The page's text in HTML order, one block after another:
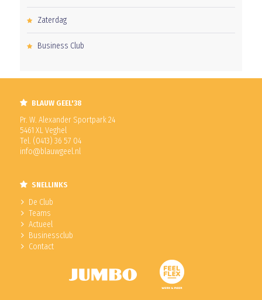
Zaterdag
Business Club
BLAUW GEEL'38
Pr. W. Alexander Sportpark 24
5461 XL Veghel
Tel. (0413) 36 57 04
info@blauwgeel.nl
SNELLINKS
De Club
Teams
Actueel
Businessclub
Contact